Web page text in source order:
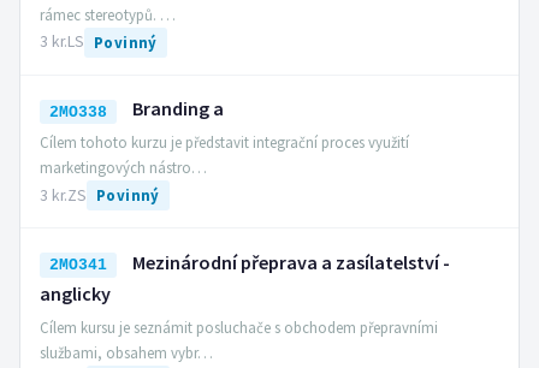
rámec stereotypů. …
3 kr.LS Povinný
2MO338 Branding a
Cílem tohoto kurzu je představit integrační proces využití
marketingových nástro…
3 kr.ZS Povinný
2MO341
Mezinárodní přeprava a zasílatelství -
anglicky
Cílem kursu je seznámit posluchače s obchodem přepravními
službami, obsahem vybr…